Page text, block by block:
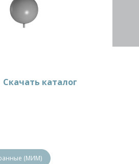
Скачать каталог
(МИМ)